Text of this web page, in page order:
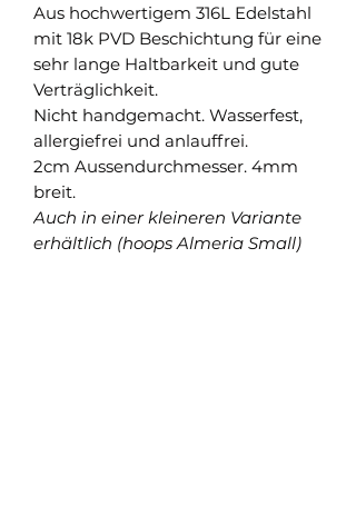
Aus hochwertigem 316L Edelstahl
mit 18k PVD Beschichtung für eine
sehr lange Haltbarkeit und gute
Verträglichkeit.
Nicht handgemacht. Wasserfest,
allergiefrei und anlauffrei.
2cm Aussendurchmesser. 4mm
breit.
Auch in einer kleineren Variante
erhältlich (hoops Almeria Small)